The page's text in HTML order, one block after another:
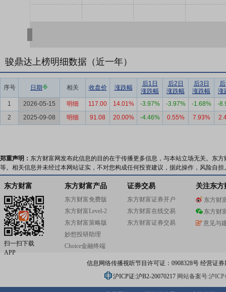
骏鼎达上榜明细数据（近一年）
序号 日期 相关 收盘价 涨跌幅
后1日
涨跌幅
后2日
涨跌幅
后3日
涨跌幅
涨
1
2026-05-15 明细 117.00 14.01% -3.97% -3.97% -1.68%
-
2
2025-09-08 明细 91.08 20.00% -4.46% 0.55% 7.93%
郑重声明： 东方财富网发布此信息的目的在于传播更多信息，与本站立场无关。东
等。相关信息并未经过本网站证实，不对您构成任何投资建议，据此操作，风险自担